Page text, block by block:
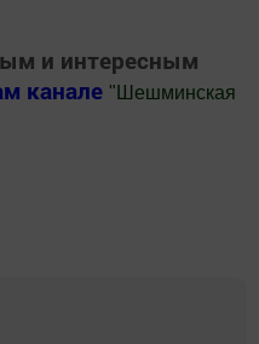
и интересным
канале " Шешминская